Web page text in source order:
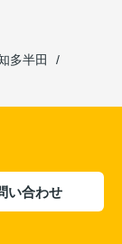
多半田
い合わせ